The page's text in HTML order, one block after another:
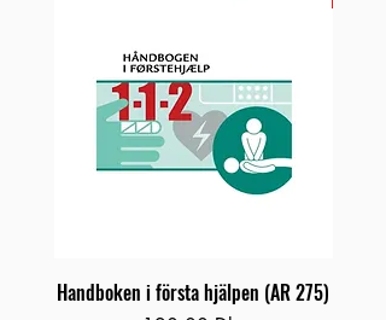
Handboken i första hjälpen (AR 275)